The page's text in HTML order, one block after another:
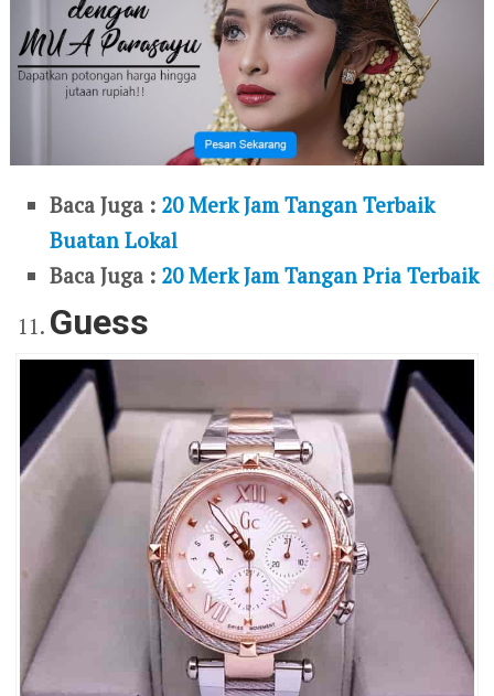
Baca Juga : 20 Merk Jam Tangan Terbaik
Buatan Lokal
Baca Juga : 20 Merk Jam Tangan Pria Terbaik
Guess